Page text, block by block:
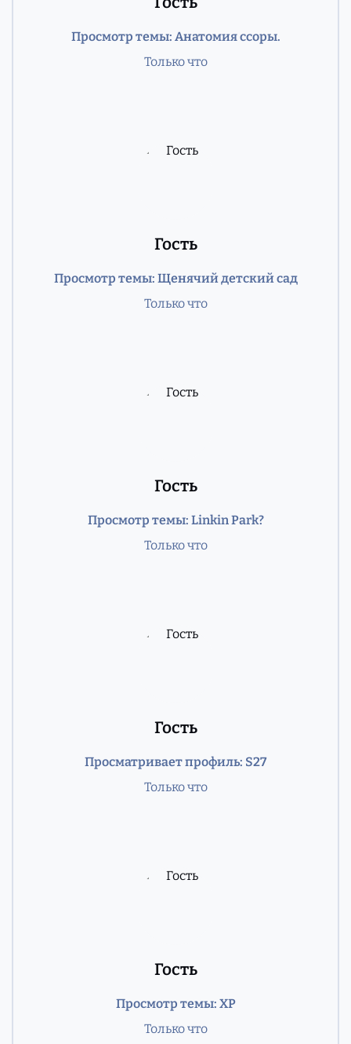
Просмотр темы: Анатомия ссоры.
Только что
Гость
Просмотр темы: Щенячий детский сад
Только что
Гость
Просмотр темы: Linkin Park?
Только что
Гость
Просматривает профиль: S27
Только что
Гость
Просмотр темы: XP
Только что